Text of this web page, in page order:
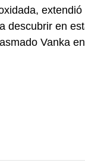
descubrir en
Vanka